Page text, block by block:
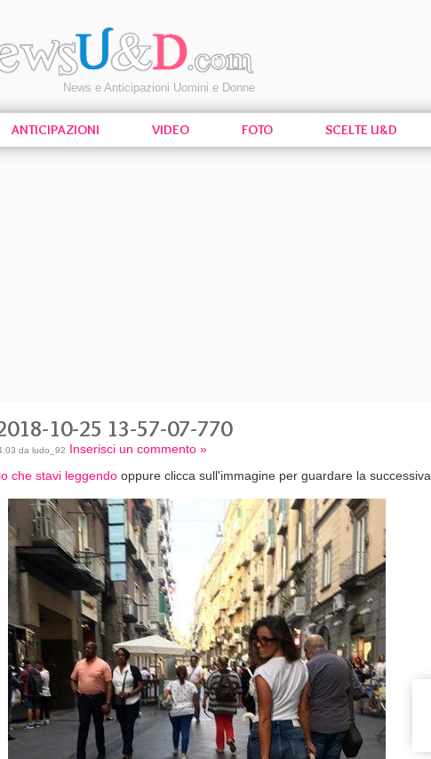
News e Anticipazioni Uomini e Donne
ANTICIPAZIONI VIDEO FOTO SCELTE U&D
10-25 13-57-07-770
da ludo_92 Inserisci un commento »
che stavi leggendo oppure clicca sull'immagine per guardare la successiva.